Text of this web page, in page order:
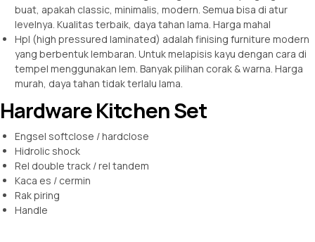
buat, apakah classic, minimalis, modern. Semua bisa di atur
levelnya. Kualitas terbaik, daya tahan lama. Harga mahal
Hpl (high pressured laminated) adalah finising furniture modern
yang berbentuk lembaran. Untuk melapisis kayu dengan cara di
tempel menggunakan lem. Banyak pilihan corak & warna. Harga
murah, daya tahan tidak terlalu lama.
Hardware Kitchen Set
Engsel softclose / hardclose
Hidrolic shock
Rel double track / rel tandem
Kaca es / cermin
Rak piring
Handle